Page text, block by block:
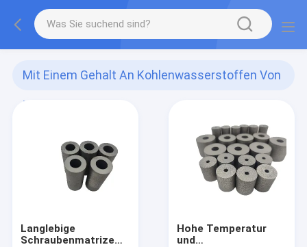
Mit Einem Gehalt An Kohlenwasserstoffen Von
Mehr Als 85 GHT
Langlebige
Schraubenmatrize
Hohe Temperatur
und